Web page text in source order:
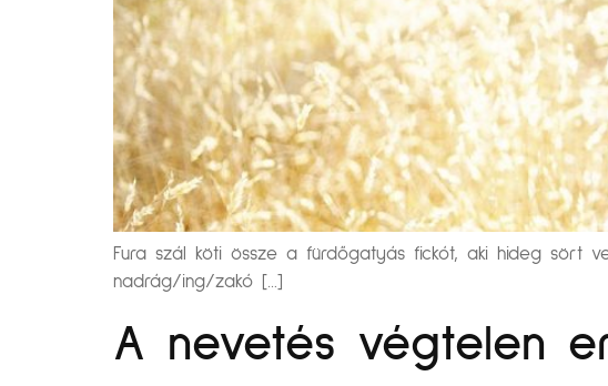
Fura szál köti össze a fürdőgatyás fickót, aki hideg sört
nadrág/ing/zakó […]
A nevetés végtelen